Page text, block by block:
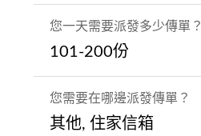
您一天需要派發多少傳單？
101-200份
您需要在哪邊派發傳單？
其他, 住家信箱